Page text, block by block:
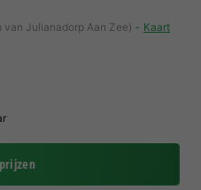
van Julianadorp Aan Zee) Kaart